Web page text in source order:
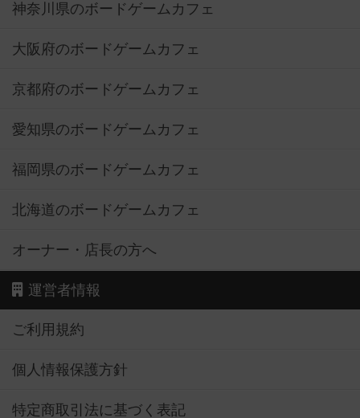
神奈川県のボードゲームカフェ
大阪府のボードゲームカフェ
京都府のボードゲームカフェ
愛知県のボードゲームカフェ
福岡県のボードゲームカフェ
北海道のボードゲームカフェ
オーナー・店長の方へ
運営者情報
ご利用規約
個人情報保護方針
特定商取引法に基づく表記